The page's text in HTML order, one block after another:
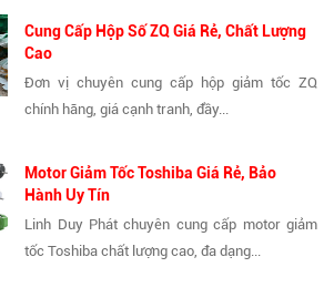
Cung Cấp Hộp Số ZQ Giá Rẻ, Chất Lượng
Cao
Đơn vị chuyên cung cấp hộp giảm tốc ZQ
chính hãng, giá cạnh tranh, đầy...
Motor Giảm Tốc Toshiba Giá Rẻ, Bảo
Hành Uy Tín
Linh Duy Phát chuyên cung cấp motor giảm
tốc Toshiba chất lượng cao, đa dạng...